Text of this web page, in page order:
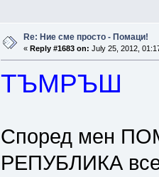
Re: Ние сме просто - Помаци!
« Reply #1683 on: July 25, 2012,
ТЪМРЪШ
Според мен
РЕПУБЛИКА